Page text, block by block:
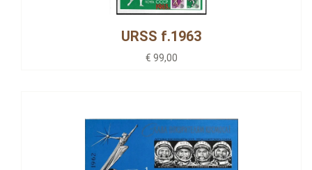
URSS f.1963
€ 99,00